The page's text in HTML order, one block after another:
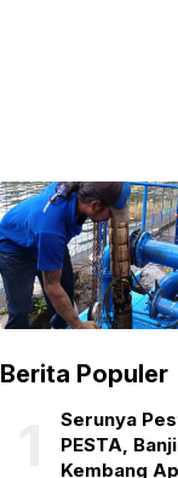
Berita Populer
Serunya
PESTA,
Kembang